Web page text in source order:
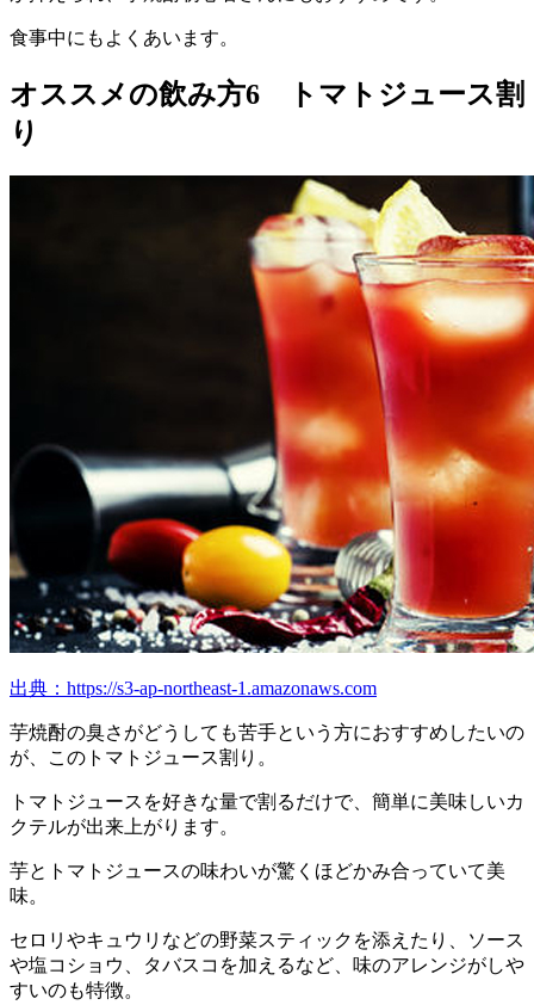
食事中にもよくあいます。
オススメの飲み方6 トマトジュース割
り
出典：https://s3-ap-northeast-1.amazonaws.com
芋焼酎の臭さがどうしても苦手という方におすすめしたいの
が、このトマトジュース割り。
トマトジュースを好きな量で割るだけで、簡単に美味しいカ
クテルが出来上がります。
芋とトマトジュースの味わいが驚くほどかみ合っていて美
味。
セロリやキュウリなどの野菜スティックを添えたり、ソース
や塩コショウ、タバスコを加えるなど、味のアレンジがしや
すいのも特徴。